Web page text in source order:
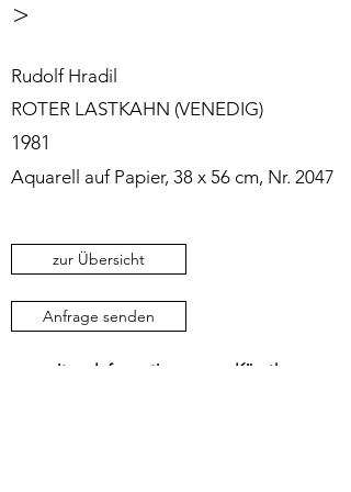
>
Rudolf Hradil
ROTER LASTKAHN (VENEDIG)
1981
Aquarell auf Papier, 38 x 56 cm, Nr. 2047
zur Übersicht
Anfrage senden
weitere Informationen zum Künstler